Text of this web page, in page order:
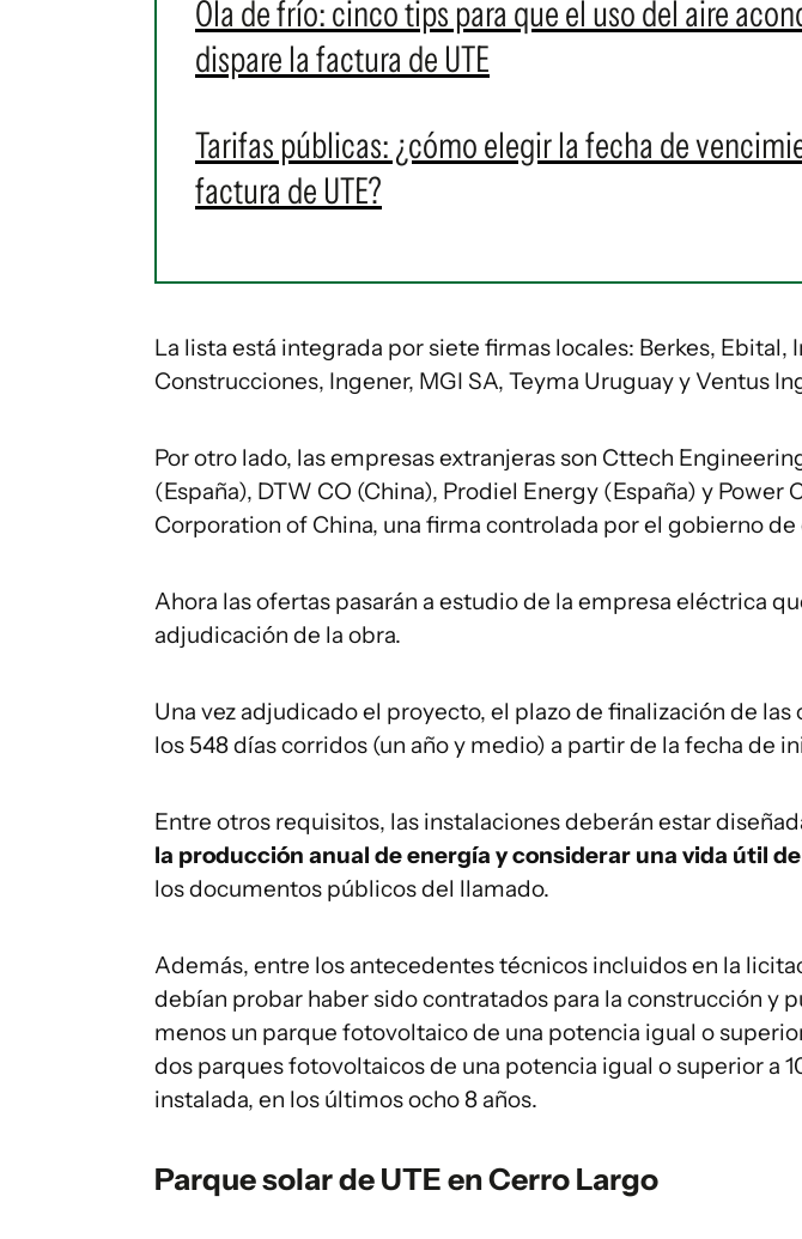
Ola de frío: cinco tips para que el uso del aire
dispare la factura de UTE
Tarifas públicas: ¿cómo elegir la fecha de
factura de UTE?
La lista está integrada por siete firmas locales: Berkes, Ebital,
Construcciones, Ingener, MGI SA, Teyma Uruguay y Ventus
Por otro lado, las empresas extranjeras son Cttech
(España), DTW CO (China), Prodiel Energy (España) y Power
Corporation of China, una firma controlada por el gobierno de
Ahora las ofertas pasarán a estudio de la empresa eléctrica
adjudicación de la obra.
Una vez adjudicado el proyecto, el plazo de finalización de las
los 548 días corridos (un año y medio) a partir de la fecha de
Entre otros requisitos, las instalaciones deberán estar
la producción anual de energía y considerar una vida útil
los documentos públicos del llamado.
Además, entre los antecedentes técnicos incluidos en la
debían probar haber sido contratados para la construcción y
menos un parque fotovoltaico de una potencia igual o
dos parques fotovoltaicos de una potencia igual o superior a
instalada, en los últimos ocho 8 años.
Parque solar de UTE en Cerro Largo